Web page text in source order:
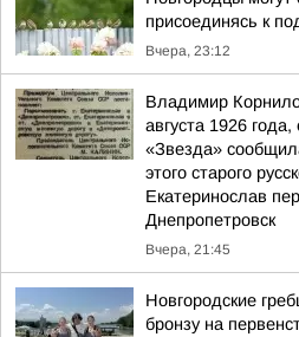
присоединясь к
Вчера, 23:12
Владимир
августа 1926 года,
«Звезда»
этого старого
Екатеринослав
Днепропетровск
Вчера, 21:45
Новгородские
бронзу на